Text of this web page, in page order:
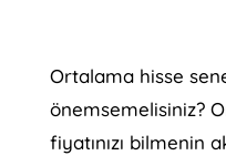
Ortalama hisse
önemsemelisiniz?
fiyatınızı bilmenin